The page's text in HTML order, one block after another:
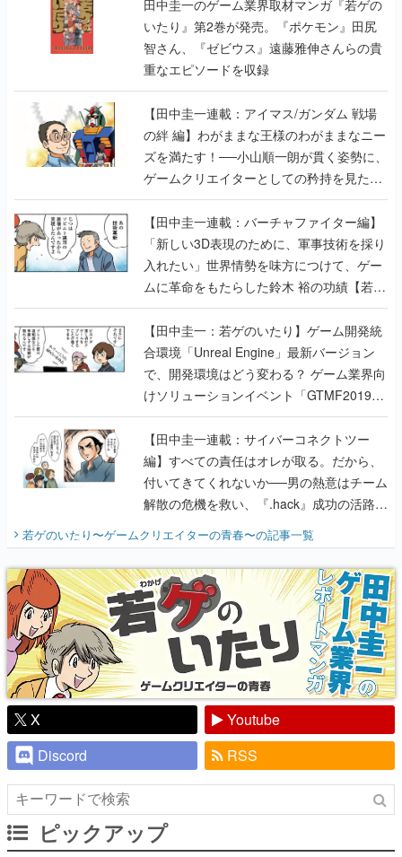
田中圭一のゲーム業界取材マンガ『若ゲの
いたり』第2巻が発売。『ポケモン』田尻
智さん、『ゼビウス』遠藤雅伸さんらの貴
重なエピソードを収録
【田中圭一連載：アイマス/ガンダム 戦場
の絆 編】わがままな王様のわがままなニー
ズを満たす！──小山順一朗が貫く姿勢に、
ゲームクリエイターとしての矜持を見た
【若ゲのいたり最終回】
【田中圭一連載：バーチャファイター編】
「新しい3D表現のために、軍事技術を採り
入れたい」世界情勢を味方につけて、ゲー
ムに革命をもたらした鈴木 裕の功績【若ゲ
のいたり】
【田中圭一：若ゲのいたり】ゲーム開発統
合環境「Unreal Engine」最新バージョン
で、開発環境はどう変わる？ ゲーム業界向
けソリューションイベント「GTMF2019」
に行って、より理解を深めよう【PR】
【田中圭一連載：サイバーコネクトツー
編】すべての責任はオレが取る。だから、
付いてきてくれないか──男の熱意はチーム
解散の危機を救い、『.hack』成功の活路を
『少年ジャンプ』色だった【若ゲのいた
り】
若ゲのいたり〜ゲームクリエイターの青春〜の記事一覧
X
Youtube
Discord
RSS
ピックアップ